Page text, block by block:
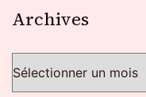
Archives